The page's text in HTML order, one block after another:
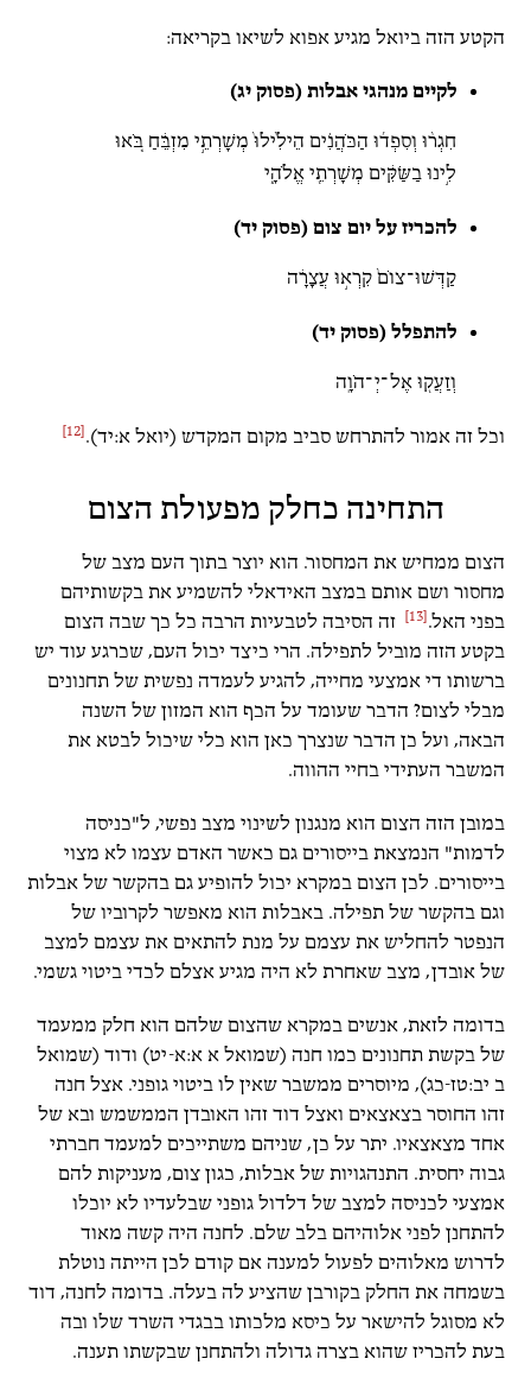
הקטע הזה ביואל מגיע אפוא לשיאו בקריאה:
לקיים מנהגי אבלות (פסוק יג)
חִגְר֨וּ וְסִפְד֜וּ הַכֹּהֲנִ֗ים הֵילִ֙ילוּ֙ מְשָׁרְתֵ֣י מִזְבֵּ֔חַ בֹּ֚אוּ
לִ֣ינוּ בַשַּׂקִּ֔ים מְשָׁרְתֵ֖י אֱלֹהָ֑י
להכריז על יום צום (פסוק יד)
קַדְּשׁוּ־צוֹם֙ קִרְא֣וּ עֲצָרָ֔ה
להתפלל (פסוק יד)
וְזַעֲק֖וּ אֶל־יְ־הֹוָֽה
וכל זה אמור להתרחש סביב מקום המקדש (יואל א:יד).[12]
התחינה כחלק מפעולת הצום
הצום ממחיש את המחסור. הוא יוצר בתוך העם מצב של
מחסור ושם אותם במצב האידאלי להשמיע את בקשותיהם
בפני האל.[13]
זה הסיבה לטבעיות הרבה כל כך שבה הצום
בקטע הזה מוביל לתפילה. הרי כיצד יכול העם, שכרגע עוד יש
ברשותו די אמצעי מחייה, להגיע לעמדה נפשית של תחנונים
מבלי לצום? הדבר שעומד על הכף הוא המזון של השנה
הבאה, ועל כן הדבר שנצרך כאן הוא כלי שיכול לבטא את
המשבר העתידי בחיי ההווה.
במובן הזה הצום הוא מנגנון לשינוי מצב נפשי, ל"כניסה
לדמות" הנמצאת בייסורים גם כאשר האדם עצמו לא מצוי
בייסורים. לכן הצום במקרא יכול להופיע גם בהקשר של אבלות
וגם בהקשר של תפילה. באבלות הוא מאפשר לקרוביו של
הנפטר להחליש את עצמם על מנת להתאים את עצמם למצב
של אובדן, מצב שאחרת לא היה מגיע אצלם לכדי ביטוי גשמי.
בדומה לזאת, אנשים במקרא שהצום שלהם הוא חלק ממעמד
של בקשת תחנונים כמו חנה (שמואל א א:א-יט) ודוד (שמואל
ב יב:טז-כג), מיוסרים ממשבר שאין לו ביטוי גופני. אצל חנה
זהו החוסר בצאצאים ואצל דוד זהו האובדן הממשמש ובא של
אחד מצאצאיו. יתר על כן, שניהם משתייכים למעמד חברתי
גבוה יחסית. התנהגויות של אבלות, כגון צום, מעניקות להם
אמצעי לכניסה למצב של דלדול גופני שבלעדיו לא יוכלו
להתחנן לפני אלוהיהם בלב שלם. לחנה היה קשה מאוד
לדרוש מאלוהים לפעול למענה אם קודם לכן הייתה נוטלת
בשמחה את החלק בקורבן שהציע לה בעלה. בדומה לחנה, דוד
לא מסוגל להישאר על כיסא מלכותו בבגדי השרד שלו ובה
בעת להכריז שהוא בצרה גדולה ולהתחנן שבקשתו תענה.